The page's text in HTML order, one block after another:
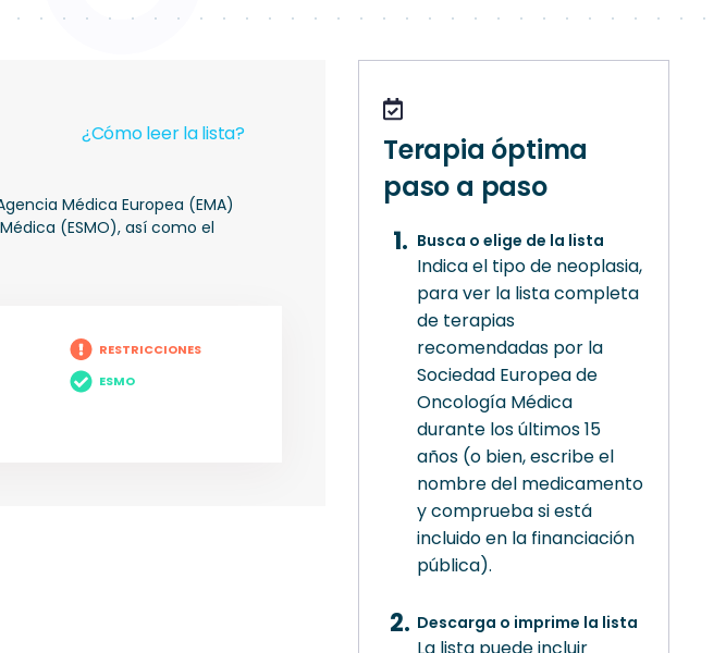
¿Cómo leer la lista?
Médica Europea (EMA)
(ESMO), así como el
RESTRICCIONES
ESMO
Terapia óptima
paso a paso
Busca o elige de la lista
Indica el tipo de neoplasia,
para ver la lista completa
de terapias
recomendadas por la
Sociedad Europea de
Oncología Médica
durante los últimos 15
años (o bien, escribe el
nombre del medicamento
y comprueba si está
incluido en la financiación
pública).
Descarga o imprime la lista